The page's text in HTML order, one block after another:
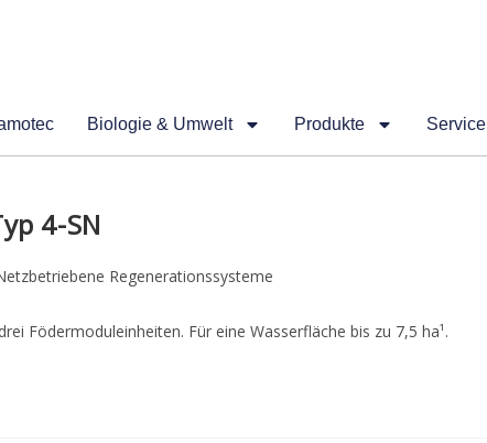
Biologie & Umwelt Produkte Service
4-SN
Regenerationssysteme
Födermoduleinheiten. Für eine Wasserfläche bis zu 7,5 ha¹.